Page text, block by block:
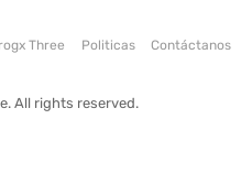
Three Politicas Contáctanos
All rights reserved.